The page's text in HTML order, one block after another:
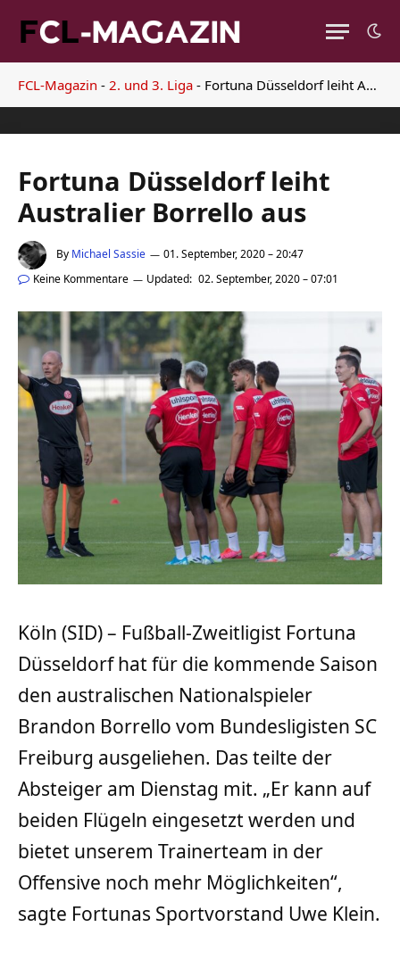
FCL-Magazin - 2. und 3. Liga - Fortuna Düsseldorf leiht Australier Borrello aus
Fortuna Düsseldorf leiht
Australier Borrello aus
By Michael Sassie
01. September, 2020 – 20:47
Keine Kommentare
Updated: 02. September, 2020 – 07:01
Köln (SID) – Fußball-Zweitligist Fortuna
Düsseldorf hat für die kommende Saison
den australischen Nationalspieler
Brandon Borrello vom Bundesligisten SC
Freiburg ausgeliehen. Das teilte der
Absteiger am Dienstag mit. „Er kann auf
beiden Flügeln eingesetzt werden und
bietet unserem Trainerteam in der
Offensive noch mehr Möglichkeiten“,
sagte Fortunas Sportvorstand Uwe Klein.